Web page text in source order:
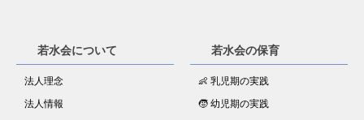
若水会について
法人理念
法人情報
若水会の保育
👶 乳児期の実践
🧒 幼児期の実践